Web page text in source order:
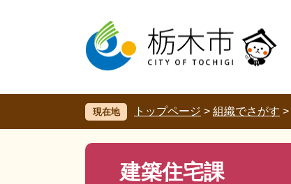
で
ば
現在地 トップページ > 組織でさがす >
建築住宅課